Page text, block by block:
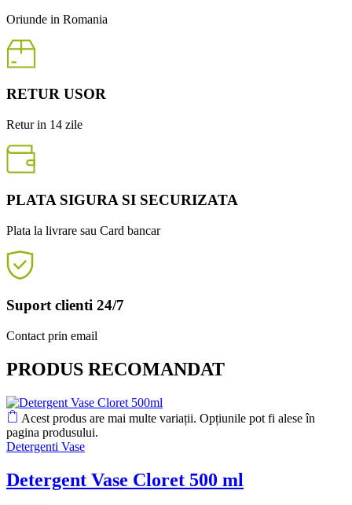
Oriunde in Romania
RETUR USOR
Retur in 14 zile
PLATA SIGURA SI SECURIZATA
Plata la livrare sau Card bancar
Suport clienti 24/7
Contact prin email
PRODUS RECOMANDAT
Acest produs are mai multe variații. Opțiunile pot fi alese în
pagina produsului.
Detergenti Vase
Detergent Vase Cloret 500 ml